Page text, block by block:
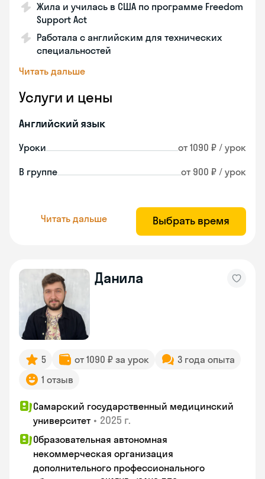
Жила и училась в США по программе Freedom
Support Act
Работала с английским для технических
специальностей
Читать дальше
Услуги и цены
Английский язык
Уроки от 1090 ₽ / урок
В группе от 900 ₽ / урок
Читать дальше Выбрать время
Данила
5 от 1090 ₽ за урок
3 года опыта
1 отзыв
Самарский государственный медицинский
университет • 2025 г.
Образовательная автономная
некоммерческая организация
дополнительного профессионального